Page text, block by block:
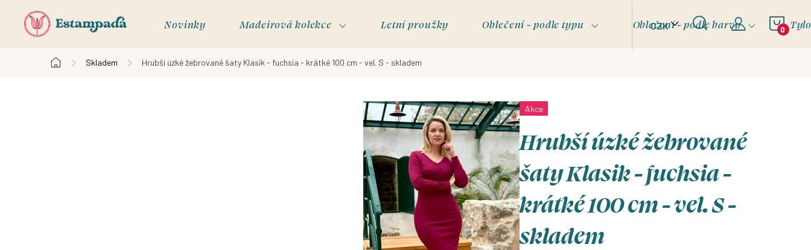
CZK
Novinky Madeirová kolekce Letní proužky Oblečení - podle typu Oblečení - podle barvy
Domů
Skladem Hrubší úzké žebrované šaty Klasik - fuchsia - krátké 100 cm - vel. S - skladem
Akce
Hrubší úzké žebrované
šaty Klasik - fuchsia -
krátké 100 cm - vel. S -
skladem